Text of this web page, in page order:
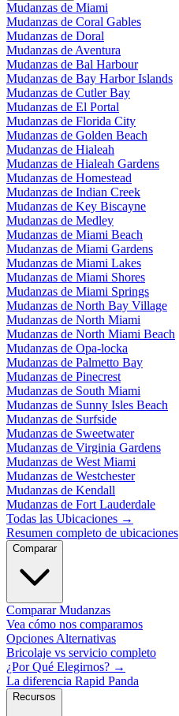
Mudanzas de Miami
Mudanzas de Coral Gables
Mudanzas de Doral
Mudanzas de Aventura
Mudanzas de Bal Harbour
Mudanzas de Bay Harbor Islands
Mudanzas de Cutler Bay
Mudanzas de El Portal
Mudanzas de Florida City
Mudanzas de Golden Beach
Mudanzas de Hialeah
Mudanzas de Hialeah Gardens
Mudanzas de Homestead
Mudanzas de Indian Creek
Mudanzas de Key Biscayne
Mudanzas de Medley
Mudanzas de Miami Beach
Mudanzas de Miami Gardens
Mudanzas de Miami Lakes
Mudanzas de Miami Shores
Mudanzas de Miami Springs
Mudanzas de North Bay Village
Mudanzas de North Miami
Mudanzas de North Miami Beach
Mudanzas de Opa-locka
Mudanzas de Palmetto Bay
Mudanzas de Pinecrest
Mudanzas de South Miami
Mudanzas de Sunny Isles Beach
Mudanzas de Surfside
Mudanzas de Sweetwater
Mudanzas de Virginia Gardens
Mudanzas de West Miami
Mudanzas de Westchester
Mudanzas de Kendall
Mudanzas de Fort Lauderdale
Todas las Ubicaciones →
Resumen completo de ubicaciones
Comparar
Comparar Mudanzas
Vea cómo nos comparamos
Opciones Alternativas
Bricolaje vs servicio completo
¿Por Qué Elegirnos? →
La diferencia Rapid Panda
Recursos